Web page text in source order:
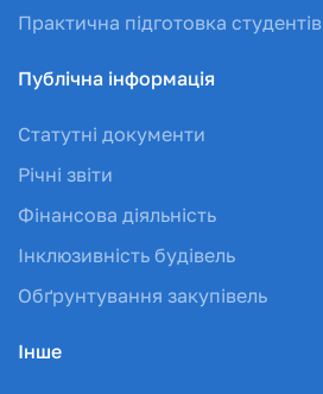
Практична підготовка студентів
Публічна інформація
Статутні документи
Річні звіти
Фінансова діяльність
Інклюзивність будівель
Обґрунтування закупівель
Інше